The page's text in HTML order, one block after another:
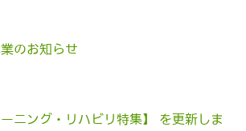
のお知らせ
ーニング・リハビリ特集】 を更新しま